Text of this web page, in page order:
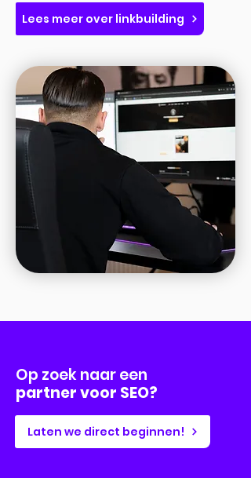
Lees meer over linkbuilding
Op zoek naar een
partner voor SEO?
Laten we direct beginnen!